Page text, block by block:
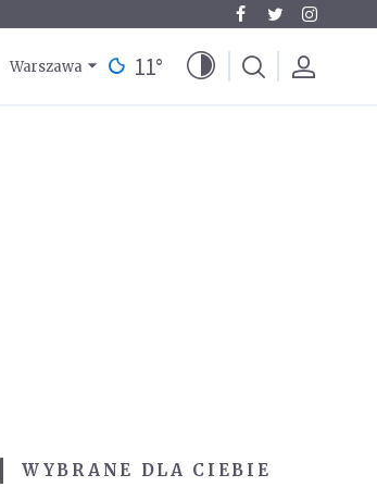
Warszawa 11°
WYBRANE DLA CIEBIE